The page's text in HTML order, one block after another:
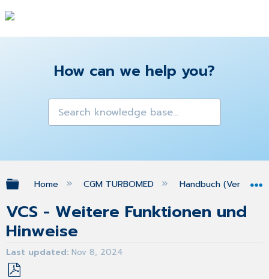
How can we help you?
Expand/collapse global hierarchy
Home CGM TURBOMED Handbuch (Version
VCS - Weitere Funktionen und
Hinweise
Last updated Nov 8, 2024